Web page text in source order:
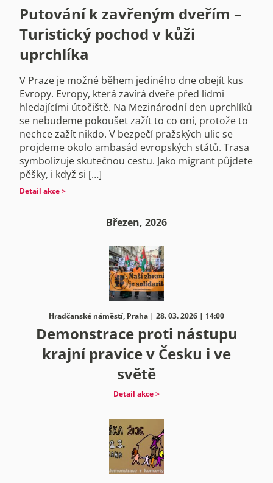
Putování k zavřeným dveřím –
Turistický pochod v kůži
uprchlíka
V Praze je možné během jediného dne obejít kus
Evropy. Evropy, která zavírá dveře před lidmi
hledajícími útočiště. Na Mezinárodní den uprchlíků
se nebudeme pokoušet zažít to co oni, protože to
nechce zažít nikdo. V bezpečí pražských ulic se
projdeme okolo ambasád evropských států. Trasa
symbolizuje skutečnou cestu. Jako migrant půjdete
pěšky, i když si […]
Detail akce >
Březen, 2026
Hradčanské náměstí, Praha | 28. 03. 2026 | 14:00
Demonstrace proti nástupu
krajní pravice v Česku i ve
světě
Detail akce >